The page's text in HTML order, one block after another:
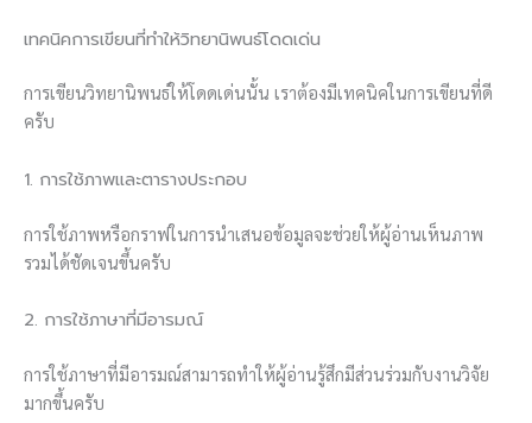
เทคนิคการเขียนที่ทำให้วิทยานิพนธ์โดดเด่น
การเขียนวิทยานิพนธ์ให้โดดเด่นนั้น เราต้องมีเทคนิคในการเขียนที่ดี
ครับ
1. การใช้ภาพและตารางประกอบ
การใช้ภาพหรือกราฟในการนำเสนอข้อมูลจะช่วยให้ผู้อ่านเห็นภาพ
รวมได้ชัดเจนขึ้นครับ
2. การใช้ภาษาที่มีอารมณ์
การใช้ภาษาที่มีอารมณ์สามารถทำให้ผู้อ่านรู้สึกมีส่วนร่วมกับงานวิจัย
มากขึ้นครับ